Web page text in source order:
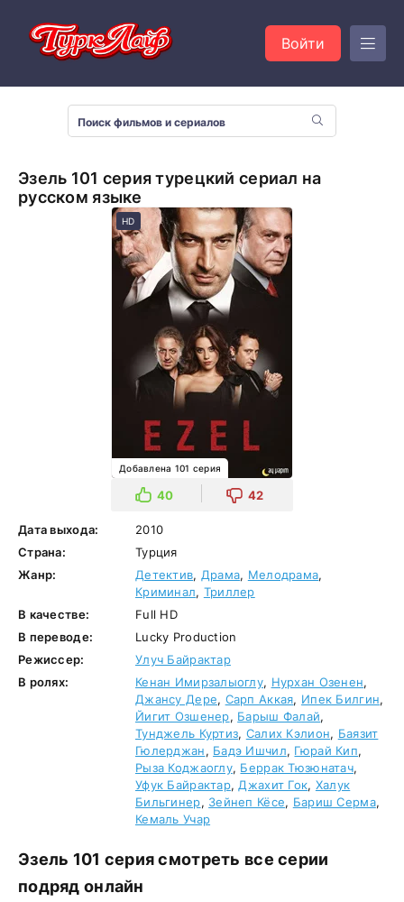
Войти
Эзель 101 серия турецкий сериал на
русском языке
HD
Добавлена 101 серия
40 42
Дата выхода:
2010
Страна:
Турция
Жанр:
Детектив, Драма, Мелодрама,
Криминал, Триллер
В качестве:
Full HD
В переводе:
Lucky Production
Режиссер:
Улуч Байрактар
В ролях:
Кенан Имирзалыоглу, Нурхан Озенен,
Джансу Дере, Сарп Аккая, Ипек Билгин,
Йигит Озшенер, Барыш Фалай,
Тунджель Куртиз, Салих Кэлион, Баязит
Гюлерджан, Бадэ Ишчил, Гюрай Кип,
Рыза Коджаоглу, Беррак Тюзюнатач,
Уфук Байрактар, Джахит Гок, Халук
Бильгинер, Зейнеп Кёсе, Бариш Серма,
Кемаль Учар
Эзель 101 серия смотреть все серии
подряд онлайн